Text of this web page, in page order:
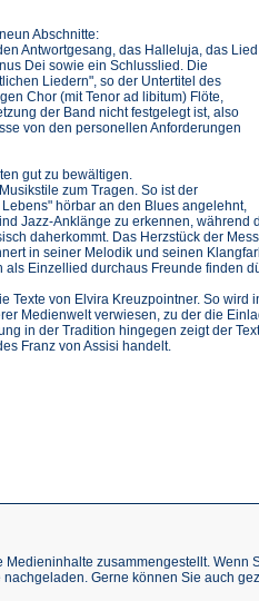
Abschnitte:
Antwortgesang, das Halleluja, das Lied
Dei sowie ein Schlusslied. Die
Liedern", so der Untertitel des
Chor (mit Tenor ad libitum) Flöte,
der Band nicht festgelegt ist, also
von den personellen Anforderungen
gut zu bewältigen.
zum Tragen. So ist der
hörbar an den Blues angelehnt,
Jazz-Anklänge zu erkennen, während
daherkommt. Das Herzstück der
in seiner Melodik und seinen
Einzellied durchaus Freunde finden
Texte von Elvira Kreuzpointner. So wird
Medienwelt verwiesen, zu der die
in der Tradition hingegen zeigt der
Franz von Assisi handelt.
zusammengestellt. Wenn
Gerne können Sie auch